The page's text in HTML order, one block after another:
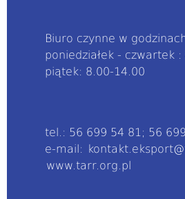
Biuro czynne w
poniedziałek - czwartek
piątek: 8.00-14.00
tel.: 56 699 54 81; 56
e-mail:
www.tarr.org.pl